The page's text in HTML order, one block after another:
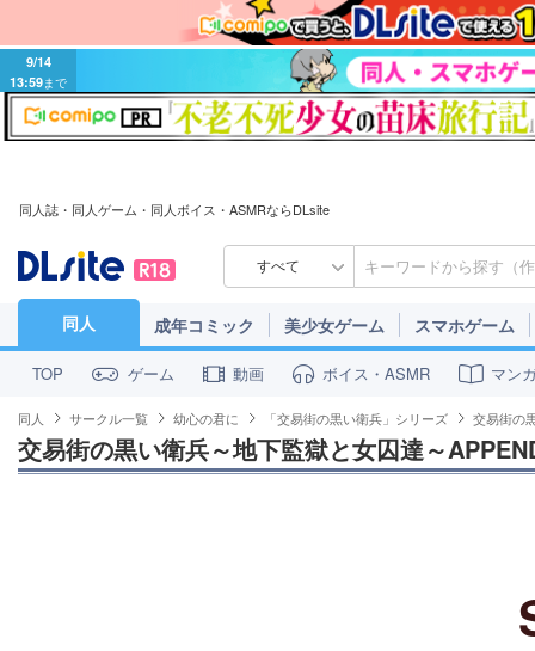
9/14
13:59まで
同人誌・同人ゲーム・同人ボイス・ASMRならDLsite
すべて
同人 成年コミック 美少女ゲーム スマホゲーム
TOP ゲーム 動画 ボイス・ASMR マン
同人 サークル一覧 幼心の君に 「交易街の黒い衛兵」シリーズ 交易街の
交易街の黒い衛兵～地下監獄と女囚達～